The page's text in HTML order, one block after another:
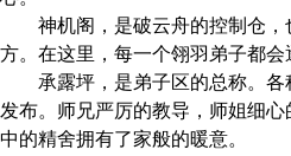
神机阁，是破云舟的控制仓，
方。在这里，每一个翎羽弟子都会
承露坪，是弟子区的总称。各
发布。师兄严厉的教导，师姐细
中的精舍拥有了家般的暖意。